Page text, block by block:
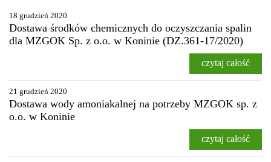
18 grudzień 2020
Dostawa środków chemicznych do oczyszczania spalin
dla MZGOK Sp. z o.o. w Koninie (DZ.361-17/2020)
czytaj całość
21 grudzień 2020
Dostawa wody amoniakalnej na potrzeby MZGOK sp. z
o.o. w Koninie
czytaj całość